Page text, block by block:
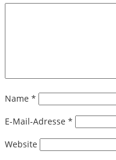
Name *
E-Mail-Adresse *
Website